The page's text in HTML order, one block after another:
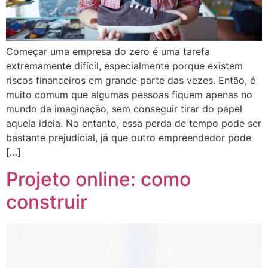
Começar uma empresa do zero é uma tarefa
extremamente difícil, especialmente porque existem
riscos financeiros em grande parte das vezes. Então, é
muito comum que algumas pessoas fiquem apenas no
mundo da imaginação, sem conseguir tirar do papel
aquela ideia. No entanto, essa perda de tempo pode ser
bastante prejudicial, já que outro empreendedor pode
[…]
Projeto online: como
construir